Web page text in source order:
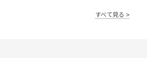
すべて見る